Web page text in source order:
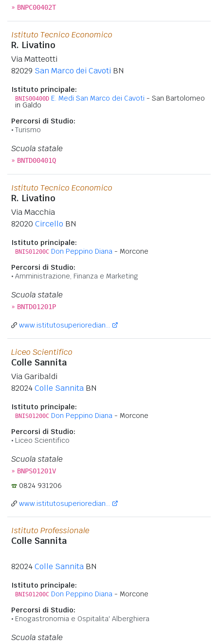
» BNPC00402T
Istituto Tecnico Economico
R. Livatino
Via Matteotti
82029 San Marco dei Cavoti BN
Istituto principale:
BNIS00400D E. Medi San Marco dei Cavoti - San Bartolomeo
in Galdo
Percorsi di Studio:
Turismo
Scuola statale
» BNTD00401Q
Istituto Tecnico Economico
R. Livatino
Via Macchia
82020 Circello BN
Istituto principale:
BNIS01200C Don Peppino Diana - Morcone
Percorsi di Studio:
Amministrazione, Finanza e Marketing
Scuola statale
» BNTD01201P
www.istitutosuperioredian...
Liceo Scientifico
Colle Sannita
Via Garibaldi
82024Colle Sannita BN
Istituto principale:
BNIS01200C Don Peppino Diana - Morcone
Percorsi di Studio:
Liceo Scientifico
Scuola statale
» BNPS01201V
0824 931206
www.istitutosuperioredian...
Istituto Professionale
Colle Sannita
82024Colle Sannita BN
Istituto principale:
BNIS01200C Don Peppino Diana - Morcone
Percorsi di Studio:
Enogastronomia e Ospitalita' Alberghiera
Scuola statale